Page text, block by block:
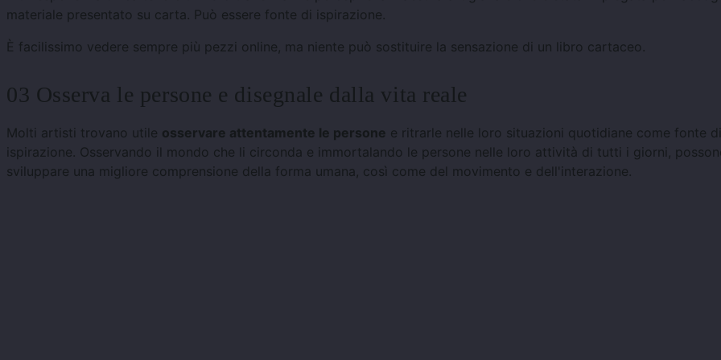
materiale presentato su carta. Può essere fonte di ispirazione.
È facilissimo vedere sempre più pezzi online, ma niente può sostituire la sensazione di un libro cartaceo.
03 Osserva le persone e disegnale dalla vita reale
Molti artisti trovano utile osservare attentamente le persone e ritrarle nelle loro situazioni quotidiane come fonte di
ispirazione. Osservando il mondo che li circonda e immortalando le persone nelle loro attività di tutti i giorni,
sviluppare una migliore comprensione della forma umana, così come del movimento e dell'interazione.